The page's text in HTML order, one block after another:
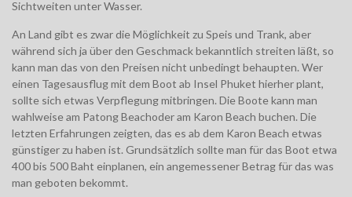
Sichtweiten unter Wasser.
An Land gibt es zwar die Möglichkeit zu Speis und Trank, aber
während sich ja über den Geschmack bekanntlich streiten läßt, so
kann man das von den Preisen nicht unbedingt behaupten. Wer
einen Tagesausflug mit dem Boot ab Insel Phuket hierher plant,
sollte sich etwas Verpflegung mitbringen. Die Boote kann man
wahlweise am Patong Beachoder am Karon Beach buchen. Die
letzten Erfahrungen zeigten, das es ab dem Karon Beach etwas
günstiger zu haben ist. Grundsätzlich sollte man für das Boot etwa
400 bis 500 Baht einplanen, ein angemessener Betrag für das was
man geboten bekommt.